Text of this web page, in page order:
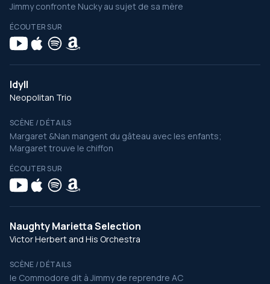
Jimmy confronte Nucky au sujet de sa mère
ÉCOUTER SUR
Idyll
Neopolitan Trio
SCÈNE / DÉTAILS
Margaret &Nan mangent du gâteau avec les enfants;
Margaret trouve le chiffon
ÉCOUTER SUR
Naughty Marietta Selection
Victor Herbert and His Orchestra
SCÈNE / DÉTAILS
le Commodore dit à Jimmy de reprendre AC